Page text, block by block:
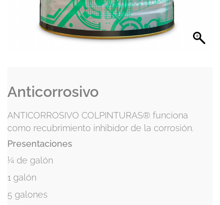
Anticorrosivo
ANTICORROSIVO COLPINTURAS® funciona
como recubrimiento inhibidor de la corrosión.
Presentaciones
¼ de galón
1 galón
5 galones